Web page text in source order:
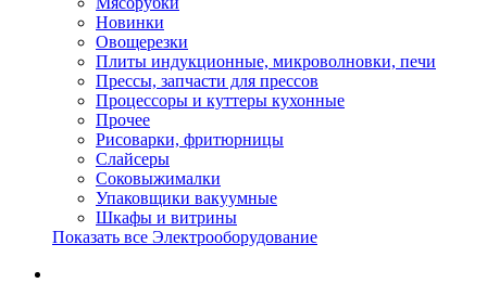
Новинки
Овощерезки
Плиты индукционные, микроволновки, печи
Прессы, запчасти для прессов
Процессоры и куттеры кухонные
Прочее
Рисоварки, фритюрницы
Слайсеры
Соковыжималки
Упаковщики вакуумные
Шкафы и витрины
Показать все Электрооборудование